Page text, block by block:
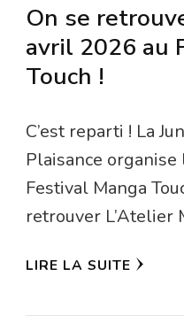
On se
avril 2026 au
Touch !
C’est reparti ! La
Plaisance
Festival Manga
retrouver L’Atelier
LIRE LA SUITE